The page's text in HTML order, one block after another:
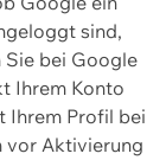
sind,
Sie bei Google
Ihrem Konto
Ihrem Profil bei
vor Aktivierung